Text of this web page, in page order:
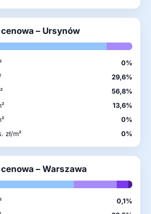
– Ursynów
0%
29,6%
56,8%
13,6%
0%
zł/m²
0%
– Warszawa
0,1%